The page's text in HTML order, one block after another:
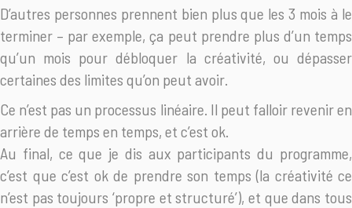
D’autres personnes prennent bien plus que les 3 mois à le
terminer – par exemple, ça peut prendre plus d’un temps
qu’un mois pour débloquer la créativité, ou dépasser
certaines des limites qu’on peut avoir.
Ce n’est pas un processus linéaire. Il peut falloir revenir en
arrière de temps en temps, et c’est ok.
Au final, ce que je dis aux participants du programme,
c’est que c’est ok de prendre son temps (la créativité ce
n’est pas toujours ‘propre et structuré’), et que dans tous